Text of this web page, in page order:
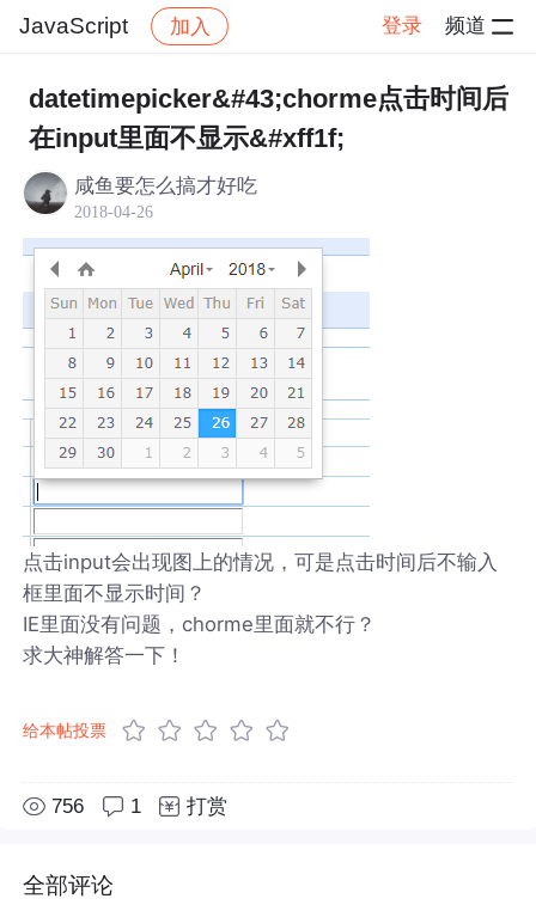
JavaScript 加入 登录 频道
社区 JavaScript 帖子详情
datetimepicker&#43;chorme点击时间后
在input里面不显示&#xff1f;
咸鱼要怎么搞才好吃
2018-04-26
点击input会出现图上的情况，可是点击时间后不输入
框里面不显示时间？
IE里面没有问题，chorme里面就不行？
求大神解答一下！
给本帖投票
756 1 打赏
全部评论